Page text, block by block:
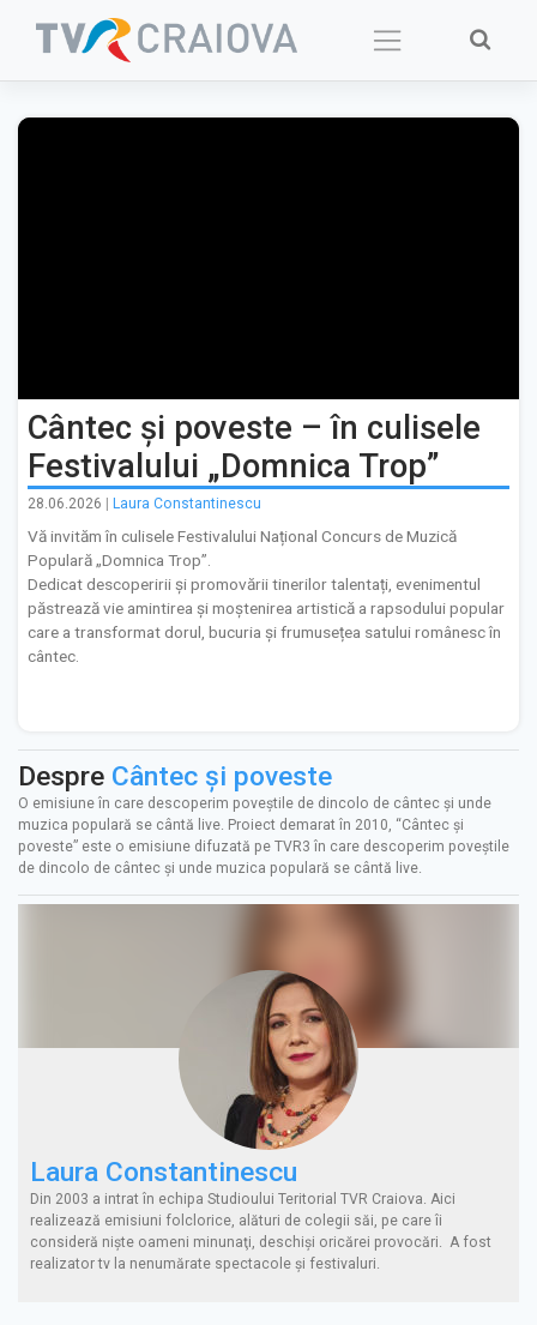
Cântec și poveste – în culisele
Festivalului „Domnica Trop”
28.06.2026 Laura Constantinescu
Vă invităm în culisele Festivalului Național Concurs de Muzică
Populară „Domnica Trop”.
Dedicat descoperirii și promovării tinerilor talentați, evenimentul
păstrează vie amintirea și moștenirea artistică a rapsodului popular
care a transformat dorul, bucuria și frumusețea satului românesc în
cântec.
Despre Cântec și poveste
O emisiune în care descoperim poveştile de dincolo de cântec şi unde
muzica populară se cântă live. Proiect demarat în 2010, “Cântec și
poveste” este o emisiune difuzată pe TVR3 în care descoperim poveştile
de dincolo de cântec şi unde muzica populară se cântă live.
Laura Constantinescu
Din 2003 a intrat în echipa Studioului Teritorial TVR Craiova. Aici
realizează emisiuni folclorice, alături de colegii săi, pe care îi
consideră nişte oameni minunaţi, deschişi oricărei provocări. A fost
realizator tv la nenumărate spectacole şi festivaluri.